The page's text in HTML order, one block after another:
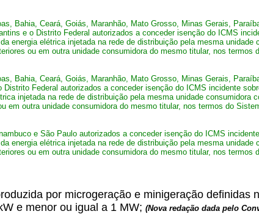
Bahia, Ceará, Goiás, Maranhão, Mato Grosso, Minas Gerais,
e o Distrito Federal autorizados a conceder isenção do ICMS
energia elétrica injetada na rede de distribuição pela mesma
ou em outra unidade consumidora do mesmo titular, nos
Bahia, Ceará, Goiás, Maranhão, Mato Grosso, Minas Gerais,
Federal autorizados a conceder isenção do ICMS incidente
injetada na rede de distribuição pela mesma unidade consumidora
em outra unidade consumidora do mesmo titular, nos termos do
e São Paulo autorizados a conceder isenção do ICMS
energia elétrica injetada na rede de distribuição pela mesma
ou em outra unidade consumidora do mesmo titular, nos
por microgeração e minigeração definidas
e menor ou igual a 1 MW; (Nova redação dada pelo